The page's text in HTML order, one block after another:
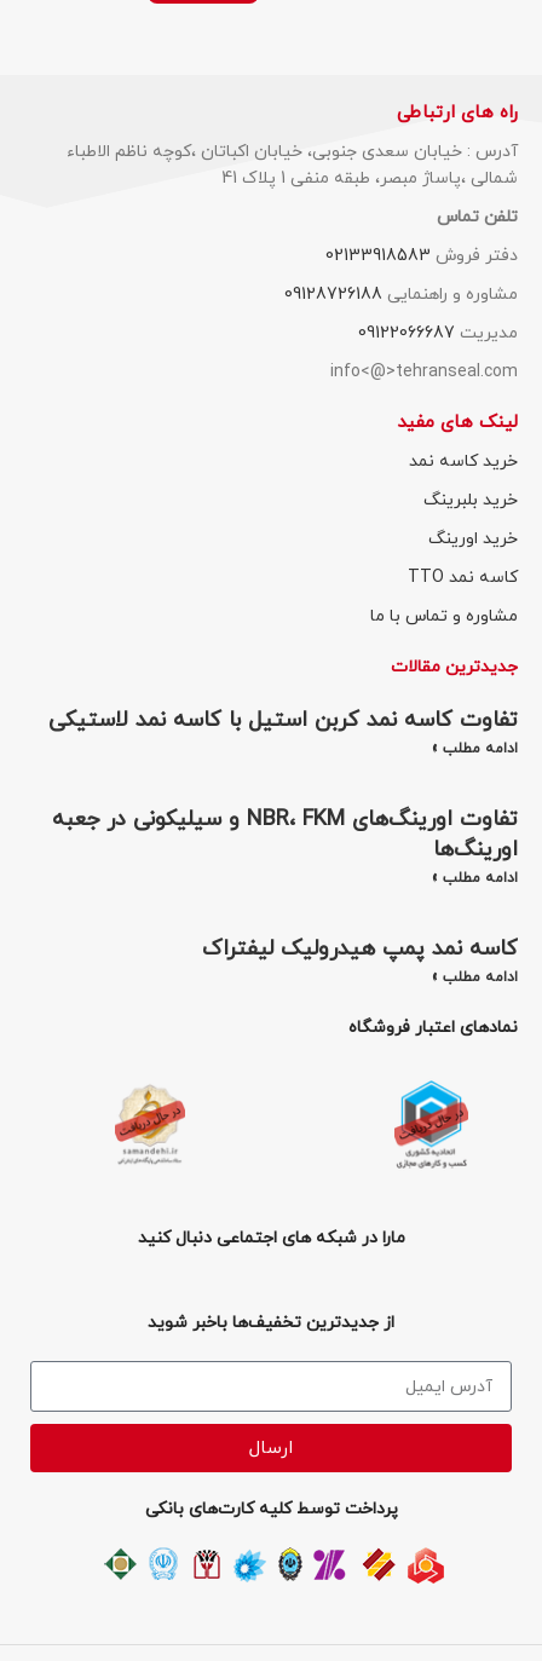
راه های ارتباطی
آدرس : خیابان سعدی جنوبی، خیابان اکباتان ،کوچه ناظم الاطباء
شمالی ،پاساژ مبصر، طبقه منفی 1 پلاک 41
تلفن تماس
دفتر فروش 02133918583
مشاوره و راهنمایی 09128726188
مدیریت 09122066687
info<@>tehranseal.com
لینک های مفید
خرید کاسه نمد
خرید بلبرینگ
خرید اورینگ
کاسه نمد TTO
مشاوره و تماس با ما
جدیدترین مقالات
تفاوت کاسه نمد کربن استیل با کاسه نمد لاستیکی
ادامه مطلب »
تفاوت اورینگ‌های NBR، FKM و سیلیکونی در جعبه
اورینگ‌ها
ادامه مطلب »
کاسه نمد پمپ هیدرولیک لیفتراک
ادامه مطلب »
نمادهای اعتبار فروشگاه
مارا در شبکه های اجتماعی دنبال کنید
از جدیدترین تخفیف‌ها باخبر شوید
ارسال
پرداخت توسط کلیه کارت‌های بانکی